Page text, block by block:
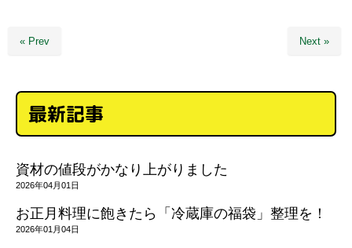
« Prev Next »
最新記事
資材の値段がかなり上がりました
2026年04月01日
お正月料理に飽きたら「冷蔵庫の福袋」整理を！
2026年01月04日